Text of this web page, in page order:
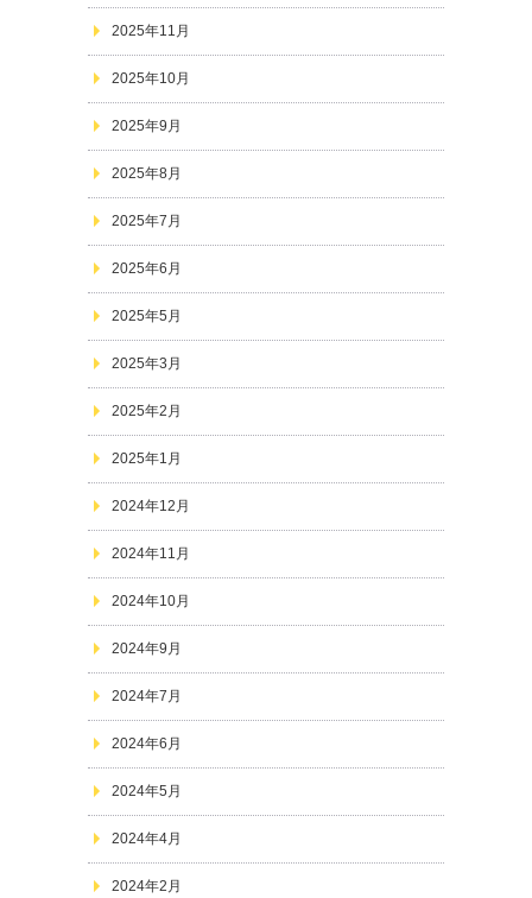
2025年11月
2025年10月
2025年9月
2025年8月
2025年7月
2025年6月
2025年5月
2025年3月
2025年2月
2025年1月
2024年12月
2024年11月
2024年10月
2024年9月
2024年7月
2024年6月
2024年5月
2024年4月
2024年2月